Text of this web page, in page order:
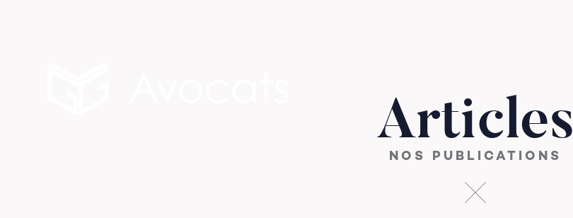
Articles
NOS PUBLICATIONS